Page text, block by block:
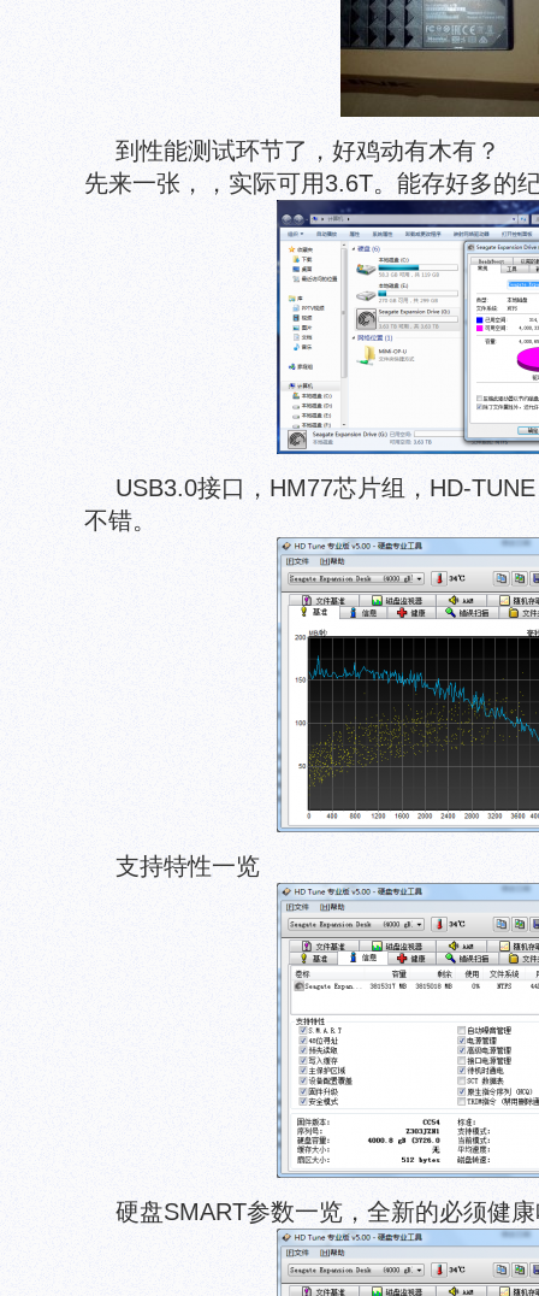
到性能测试环节了，好鸡动有木有？
先来一张，，实际可用3.6T。能存好多的
USB3.0接口，HM77芯片组，HD-
不错。
支持特性一览
硬盘SMART参数一览，全新的必须健